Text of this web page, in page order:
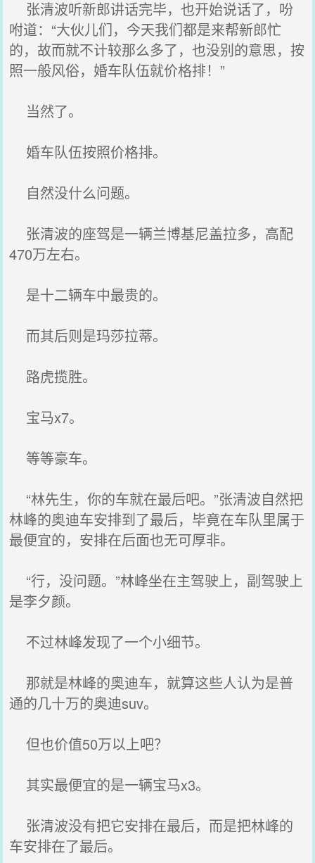
张清波听新郎讲话完毕，也开始说话了，吩
咐道：“大伙儿们，今天我们都是来帮新郎忙
的，故而就不计较那么多了，也没别的意思，按
照一般风俗，婚车队伍就价格排！”
当然了。
婚车队伍按照价格排。
自然没什么问题。
张清波的座驾是一辆兰博基尼盖拉多，高配
470万左右。
是十二辆车中最贵的。
而其后则是玛莎拉蒂。
路虎揽胜。
宝马x7。
等等豪车。
“林先生，你的车就在最后吧。”张清波自然把
林峰的奥迪车安排到了最后，毕竟在车队里属于
最便宜的，安排在后面也无可厚非。
“行，没问题。”林峰坐在主驾驶上，副驾驶上
是李夕颜。
不过林峰发现了一个小细节。
那就是林峰的奥迪车，就算这些人认为是普
通的几十万的奥迪suv。
但也价值50万以上吧？
其实最便宜的是一辆宝马x3。
张清波没有把它安排在最后，而是把林峰的
车安排在了最后。